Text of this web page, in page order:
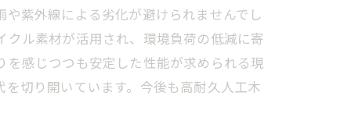
紫外線による劣化が避けられませんでし
ル素材が活用され、環境負荷の低減に寄
感じつつも安定した性能が求められる現
切り開いています。今後も高耐久人工木